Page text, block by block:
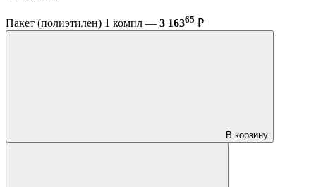
Пакет (полиэтилен) 1 компл — 3 16365 ₽
В корзину